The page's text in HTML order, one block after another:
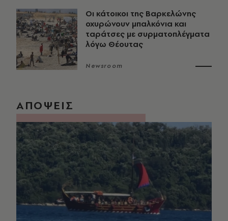
Οι κάτοικοι της Βαρκελώνης
οχυρώνουν μπαλκόνια και
ταράτσες με συρματοπλέγματα
λόγω Θέουτας
Newsroom
ΑΠΟΨΕΙΣ